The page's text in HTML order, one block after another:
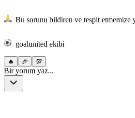
Bu sorunu bildiren ve tespit etmemize
︎ goalunited ekibi
🔥 🎉 💯
Bir yorum yaz...